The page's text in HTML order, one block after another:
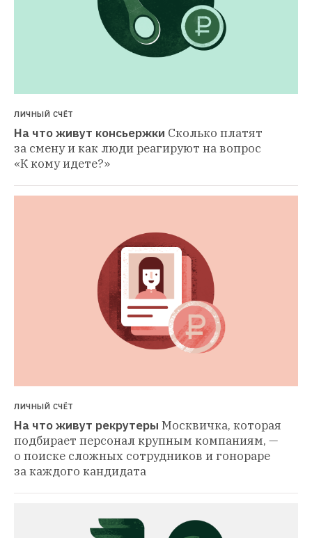
ЛИЧНЫЙ СЧЁТ
На что живут консьержки Сколько платят
за смену и как люди реагируют на вопрос
«К кому идете?»
ЛИЧНЫЙ СЧЁТ
На что живут рекрутеры Москвичка, которая
подбирает персонал крупным компаниям, —
о поиске сложных сотрудников и гонораре
за каждого кандидата